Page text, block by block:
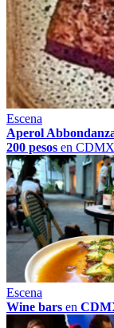
Escena
Aperol
200 pesos en CDMX
Escena
Wine bars en